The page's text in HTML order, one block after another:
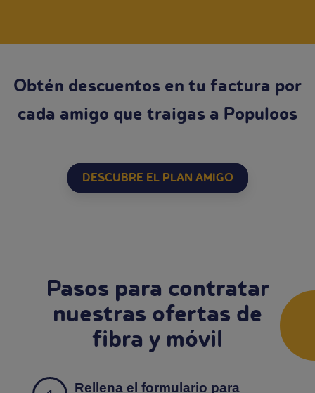
Obtén descuentos en tu factura por
cada amigo que traigas a Populoos
DESCUBRE EL PLAN AMIGO
Pasos para contratar
nuestras ofertas de
fibra y móvil
Rellena el formulario para